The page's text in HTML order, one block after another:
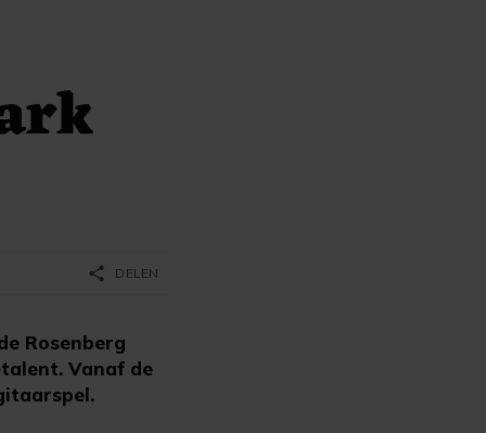
Rosenberg
Vanaf de
share DELEN